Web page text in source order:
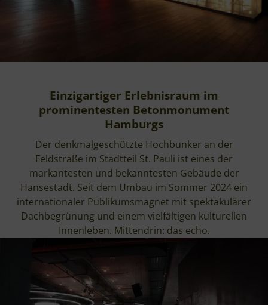
Einzigartiger Erlebnisraum im
prominentesten Betonmonument
Hamburgs
Der denkmalgeschützte Hochbunker an der
Feldstraße im Stadtteil St. Pauli ist eines der
markantesten und bekanntesten Gebäude der
Hansestadt. Seit dem Umbau im Sommer 2024 ein
internationaler Publikumsmagnet mit spektakulärer
Dachbegrünung und einem vielfältigen kulturellen
Innenleben. Mittendrin: das echo.